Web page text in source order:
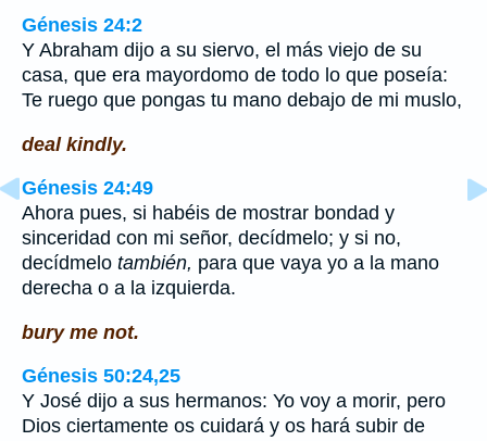
Génesis 24:2
Y Abraham dijo a su siervo, el más viejo de su
casa, que era mayordomo de todo lo que poseía:
Te ruego que pongas tu mano debajo de mi muslo,
deal kindly.
Génesis 24:49
Ahora pues, si habéis de mostrar bondad y
sinceridad con mi señor, decídmelo; y si no,
decídmelo también, para que vaya yo a la mano
derecha o a la izquierda.
bury me not.
Génesis 50:24,25
Y José dijo a sus hermanos: Yo voy a morir, pero
Dios ciertamente os cuidará y os hará subir de